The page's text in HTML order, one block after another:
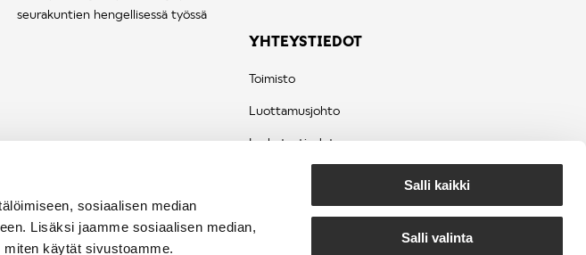
sosiaalisen median
Lisäksi jaamme sosiaalisen median,
käytät sivustoamme.
Salli kaikki
Salli valinta
seurakuntien hengellisessä työssä
YHTEYSTIEDOT
Toimisto
Luottamusjohto
Laskutustiedot